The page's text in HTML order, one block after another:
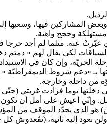
المشاركين فيها،
مستهلكة وحجج واهية.
عنه. مثلما لم أجد حرجا
لكي يقال لهم « دمتم
وإن كان في
بـ »دعم شروط
من داخله وخارجه.
يوما فزادت غربتي
وإنّي أعيش على أمل أن تكون
هو الذي يحدّد الموقف من
ولن نعود إليه ثانية، (نڤعدوش